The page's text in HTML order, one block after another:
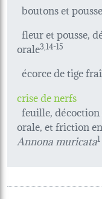
boutons et
fleur et pousse,
orale3,14-15
écorce de tige
crise de nerfs
feuille, décoction
orale, et friction
Annona muricata1